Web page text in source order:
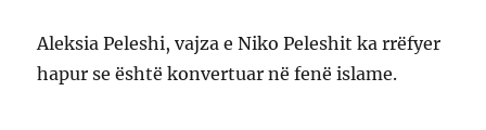
Aleksia Peleshi, vajza e Niko Peleshit ka rrëfyer
hapur se është konvertuar në fenë islame.